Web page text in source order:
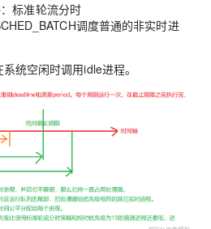
标准轮流分时
调度普通的非实时进
统空闲时调用idle进程。